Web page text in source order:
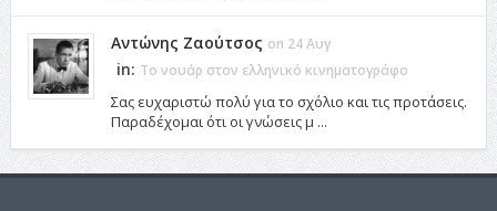
Αντώνης Ζαούτσος on 24 Αυγ
in: Το νουάρ στον ελληνικό κινηματογράφο
Σας ευχαριστώ πολύ για το σχόλιο και τις προτάσεις.
Παραδέχομαι ότι οι γνώσεις μ ...